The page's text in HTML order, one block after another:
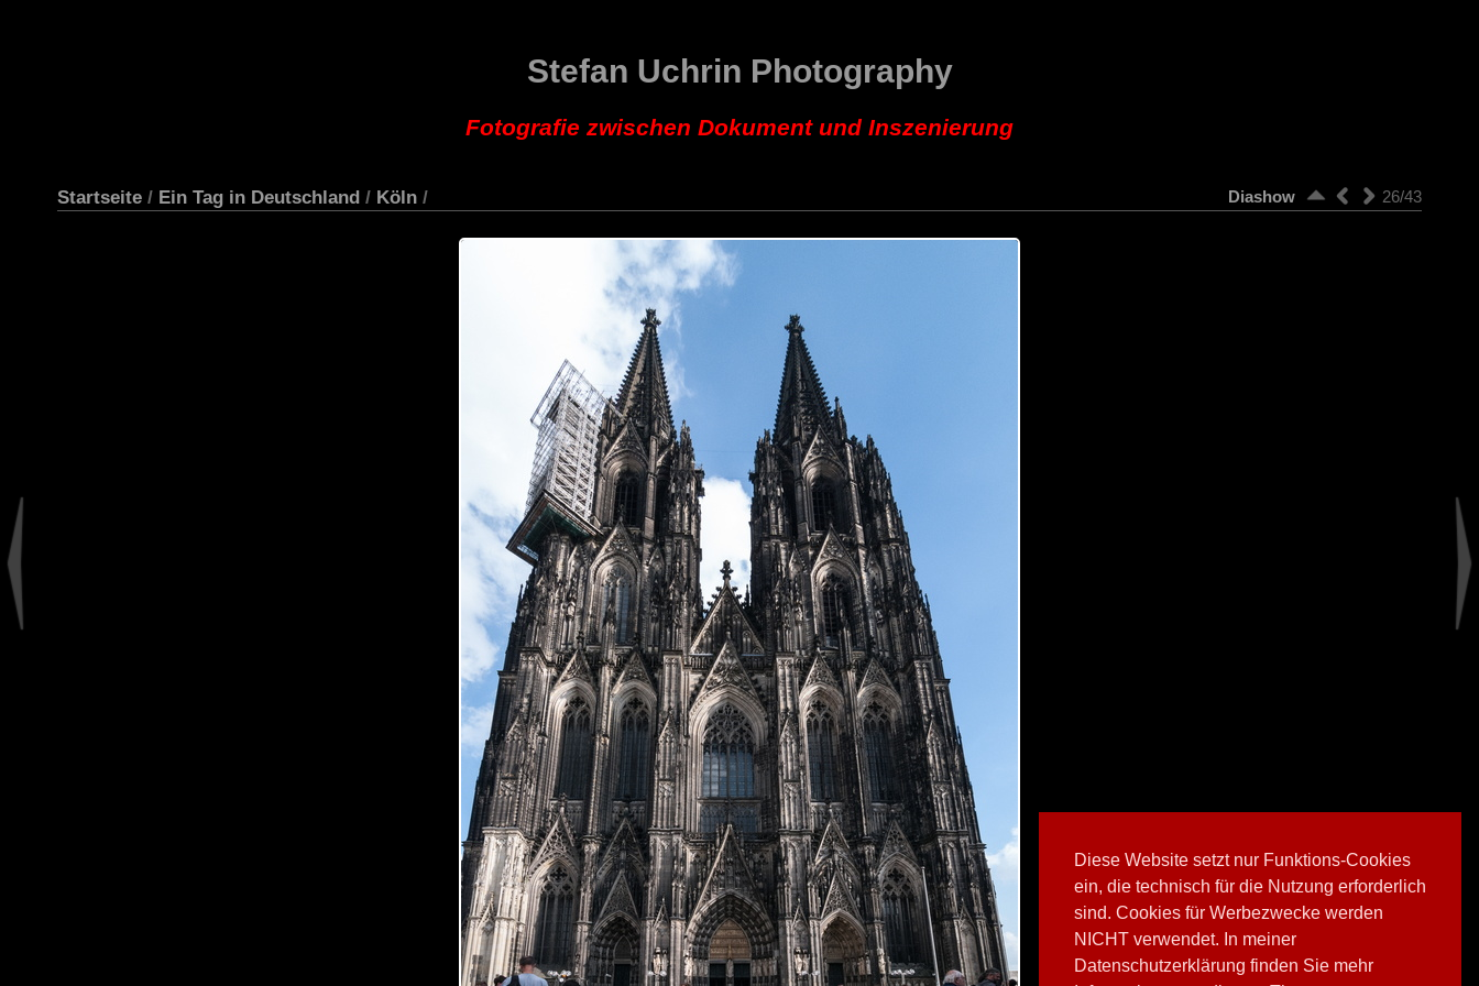
Diese Website setzt nur Funktions-Cookies
ein, die technisch für die Nutzung erforderlich
sind. Cookies für Werbezwecke werden
NICHT verwendet. In meiner
Datenschutzerklärung finden Sie mehr
Stefan Uchrin Photography
Fotografie zwischen Dokument und Inszenierung
Startseite / Ein Tag in Deutschland / Köln / 26/43
Diashow